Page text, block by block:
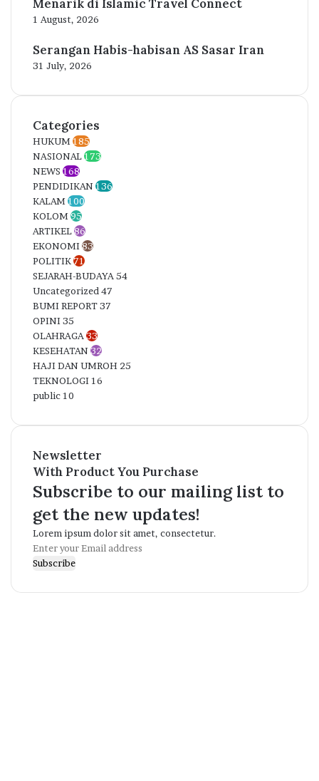
Menarik di Islamic Travel Connect
1 August, 2026
Serangan Habis-habisan AS Sasar Iran
31 July, 2026
Categories
HUKUM185
NASIONAL173
NEWS 168
PENDIDIKAN136
KALAM100
KOLOM95
ARTIKEL86
EKONOMI83
POLITIK71
SEJARAH-BUDAYA 54
Uncategorized 47
BUMI REPORT37
OPINI35
OLAHRAGA 33
KESEHATAN32
HAJI DAN UMROH 25
TEKNOLOGI16
public10
Newsletter
With Product You Purchase
Subscribe to our mailing list to
get the new updates!
Lorem ipsum dolor sit amet, consectetur.
Enter
your
address